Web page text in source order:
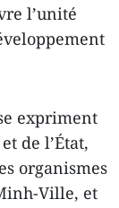
l’unité
expriment
de l’État,
organismes
Ville, et